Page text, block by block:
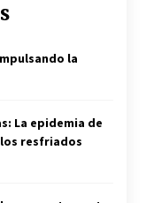
la
La epidemia de
resfriados